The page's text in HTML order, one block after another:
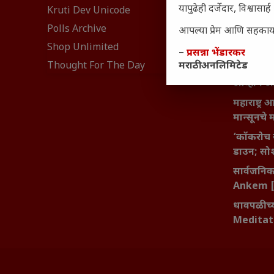
Kruti Dev Unicode
Polls Archive
Shop Unlimited
Thought For The Day
वाढता
आव्हाने
मान्सूनचे
‘कॉकरोच
डाउन;
Ankem
यापुढेही दर्जेदार,
आपल्या प्रेम आणि
– प्रसन्ना भेंडारकर
मराठी अनलिमिटेड